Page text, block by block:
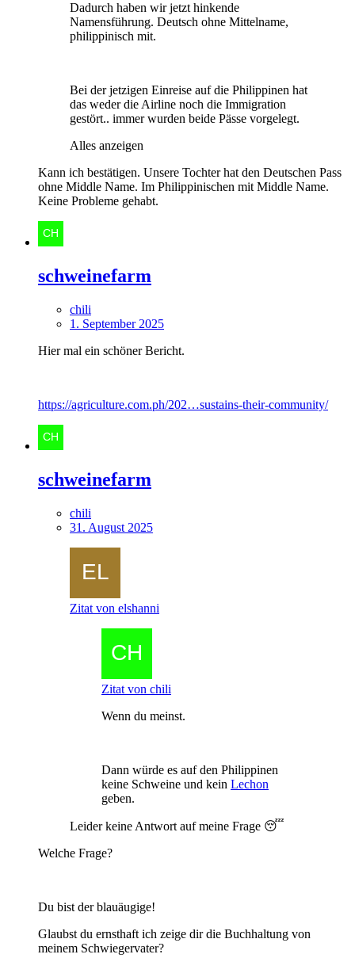
Dadurch haben wir jetzt hinkende
Namensführung. Deutsch ohne Mittelname,
philippinisch mit.
Bei der jetzigen Einreise auf die Philippinen hat
das weder die Airline noch die Immigration
gestört.. immer wurden beide Pässe vorgelegt.
Alles anzeigen
Kann ich bestätigen. Unsere Tochter hat den Deutschen Pass
ohne Middle Name. Im Philippinischen mit Middle Name.
Keine Probleme gehabt.
schweinefarm
chili
1. September 2025
Hier mal ein schöner Bericht.
https://agriculture.com.ph/202…sustains-their-community/
schweinefarm
chili
31. August 2025
Zitat von elshanni
Zitat von chili
Wenn du meinst.
Dann würde es auf den Philippinen
keine Schweine und kein Lechon
geben.
Leider keine Antwort auf meine Frage 😴
Welche Frage?
Du bist der blauäugige!
Glaubst du ernsthaft ich zeige dir die Buchhaltung von
meinem Schwiegervater?